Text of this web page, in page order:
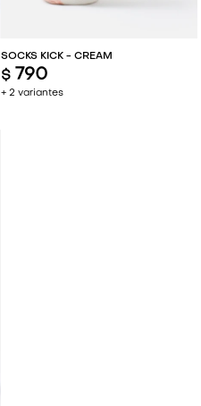
SOCKS KICK - CREAM
+ 2 variantes
$ 790